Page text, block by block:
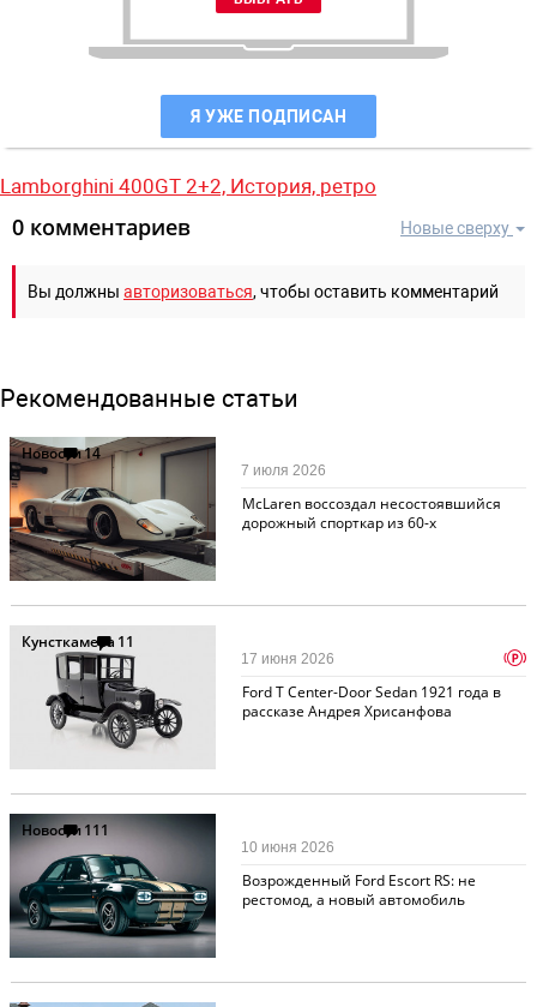
Я УЖЕ ПОДПИСАН
Lamborghini 400GT 2+2, История, ретро
Новые сверху
0 комментариев
Вы должны авторизоваться, чтобы оставить комментарий
Рекомендованные статьи
Новости14
McLaren воссоздал несостоявшийся
дорожный спорткар из 60-х
7 июля 2026
Кунсткамера 11
Ford T Center-Door Sedan 1921 года в
рассказе Андрея Хрисанфова
17 июня 2026 p
Новости111
Возрожденный Ford Escort RS: не
рестомод, а новый автомобиль
10 июня 2026